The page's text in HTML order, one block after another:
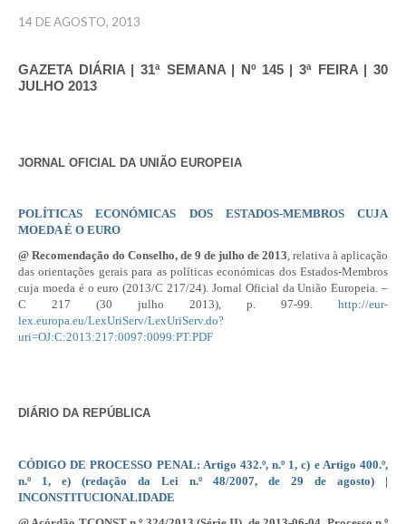
14 DE AGOSTO, 2013
GAZETA DIÁRIA | 31ª SEMANA | Nº 145 | 3ª FEIRA | 30
JULHO 2013
JORNAL OFICIAL DA UNIÃO EUROPEIA
POLÍTICAS ECONÓMICAS DOS ESTADOS-MEMBROS CUJA
MOEDA É O EURO
@ Recomendação do Conselho, de 9 de julho de 2013, relativa à aplicação
das orientações gerais para as políticas económicas dos Estados-Membros
cuja moeda é o euro (2013/C 217/24). Jornal Oficial da União Europeia. –
C 217 (30 julho 2013), p. 97-99. http://eur-
lex.europa.eu/LexUriServ/LexUriServ.do?
uri=OJ:C:2013:217:0097:0099:PT:PDF
DIÁRIO DA REPÚBLICA
CÓDIGO DE PROCESSO PENAL: Artigo 432.º, n.º 1, c) e Artigo 400.º,
n.º 1, e) (redação da Lei n.º 48/2007, de 29 de agosto) |
INCONSTITUCIONALIDADE